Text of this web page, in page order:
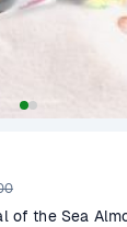
of the Sea